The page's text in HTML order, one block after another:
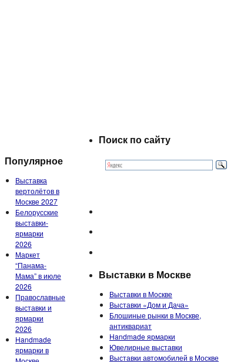
Популярное
Выставка
вертолётов в
Москве 2027
Белорусские
выставки-
ярмарки
2026
Маркет
“Панама-
Мама” в июле
2026
Православные
выставки и
ярмарки
2026
Handmade
ярмарки в
Поиск по сайту
Выставки в Москве
Выставки в Москве
Выставки «Дом и Дача»
Блошиные рынки в Москве,
антиквариат
Handmade ярмарки
Ювелирные выставки
Выставки автомобилей в Москве